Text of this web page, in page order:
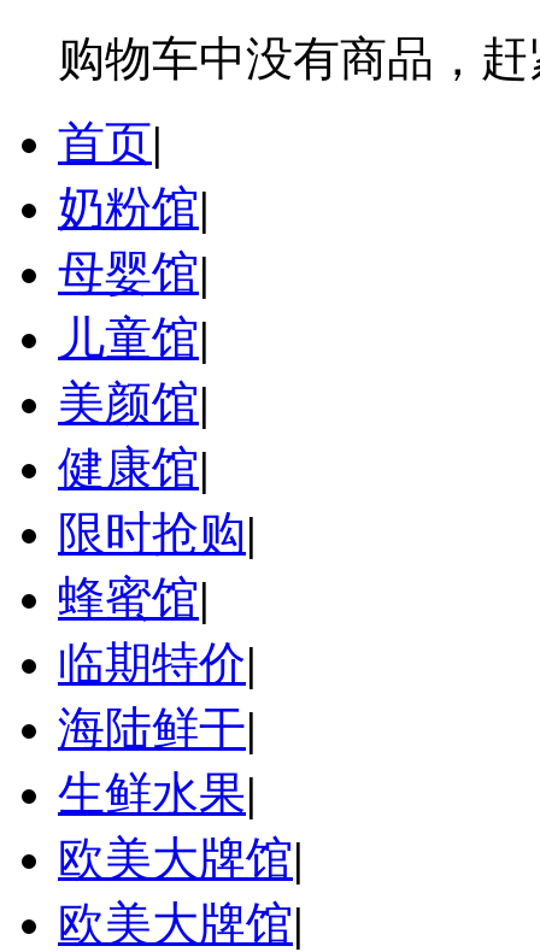
购物车中没有商品，
首页|
奶粉馆|
母婴馆|
儿童馆|
美颜馆|
健康馆|
限时抢购|
蜂蜜馆|
临期特价|
海陆鲜干|
生鲜水果|
欧美大牌馆|
欧美大牌馆|